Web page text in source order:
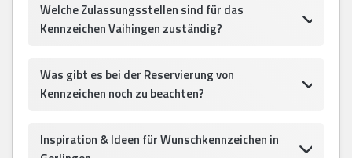
Welche Zulassungsstellen sind für das
Kennzeichen Vaihingen zuständig?
Was gibt es bei der Reservierung von
Kennzeichen noch zu beachten?
Inspiration & Ideen für Wunschkennzeichen in